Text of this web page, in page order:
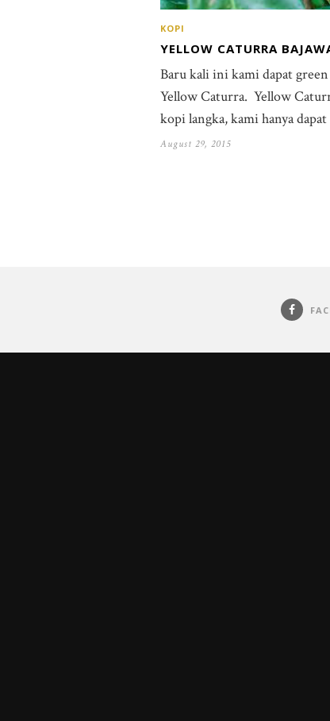
KOPI
YELLOW CATURRA
Baru kali ini kami dapat green
Yellow Caturra. Yellow
kopi langka, kami hanya
August 29, 2015